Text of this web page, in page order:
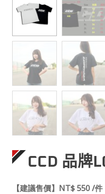
CCD 品牌
【建議售價】 NT$ 550 /件